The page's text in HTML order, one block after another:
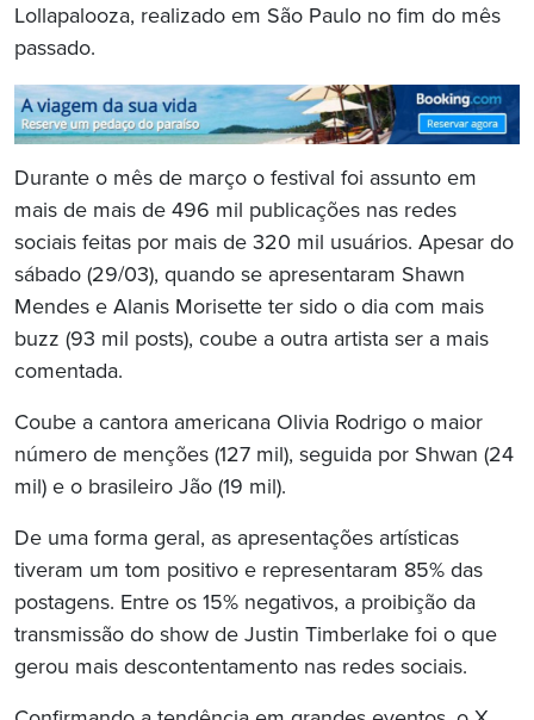
Lollapalooza, realizado em São Paulo no fim do mês
passado.
Durante o mês de março o festival foi assunto em
mais de mais de 496 mil publicações nas redes
sociais feitas por mais de 320 mil usuários. Apesar do
sábado (29/03), quando se apresentaram Shawn
Mendes e Alanis Morisette ter sido o dia com mais
buzz (93 mil posts), coube a outra artista ser a mais
comentada.
Coube a cantora americana Olivia Rodrigo o maior
número de menções (127 mil), seguida por Shwan (24
mil) e o brasileiro Jão (19 mil).
De uma forma geral, as apresentações artísticas
tiveram um tom positivo e representaram 85% das
postagens. Entre os 15% negativos, a proibição da
transmissão do show de Justin Timberlake foi o que
gerou mais descontentamento nas redes sociais.